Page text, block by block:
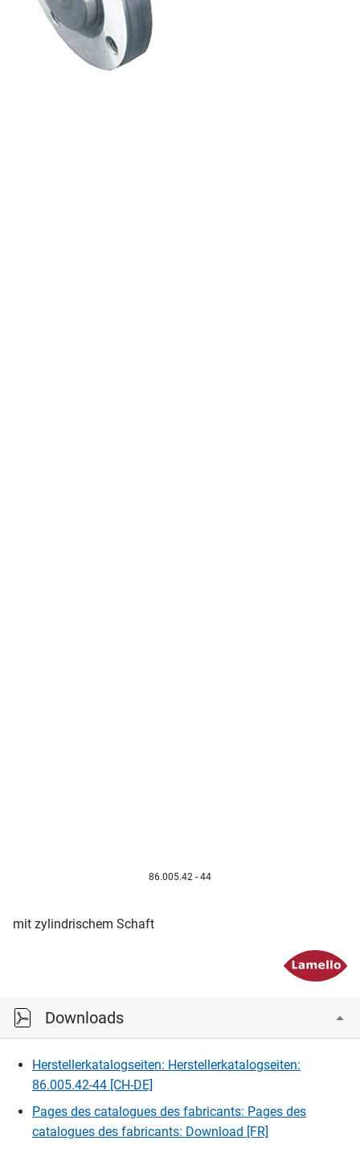
86.005.42 - 44
mit zylindrischem Schaft
Downloads
Herstellerkatalogseiten: Herstellerkatalogseiten:
86.005.42-44 [CH-DE]
Pages des catalogues des fabricants: Pages des
catalogues des fabricants: Download [FR]